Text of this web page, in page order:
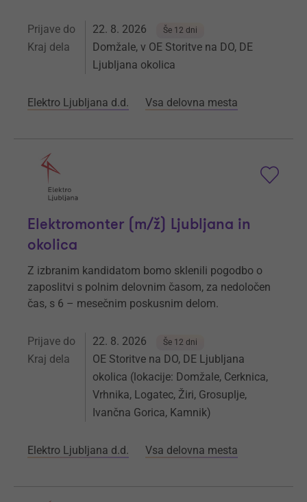
Prijave do 22. 8. 2026 Še 12 dni
Kraj dela
Domžale, v OE Storitve na DO, DE
Ljubljana okolica
Elektro Ljubljana d.d. Vsa delovna mesta
Elektromonter (m/ž) Ljubljana in
okolica
Z izbranim kandidatom bomo sklenili pogodbo o
zaposlitvi s polnim delovnim časom, za nedoločen
čas, s 6 – mesečnim poskusnim delom.
Prijave do 22. 8. 2026 Še 12 dni
Kraj dela
OE Storitve na DO, DE Ljubljana
okolica (lokacije: Domžale, Cerknica,
Vrhnika, Logatec, Žiri, Grosuplje,
Ivančna Gorica, Kamnik)
Elektro Ljubljana d.d. Vsa delovna mesta